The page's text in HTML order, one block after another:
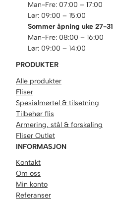
Man-Fre: 07:00 – 17:00
Lør: 09:00 – 15:00
Sommer åpning uke 27-31
Man-Fre: 08:00 – 16:00
Lør: 09:00 – 14:00
PRODUKTER
Alle produkter
Fliser
Spesialmørtel & tilsetning
Tilbehør flis
Armering, stål & forskaling
Fliser Outlet
INFORMASJON
Kontakt
Om oss
Min konto
Referanser